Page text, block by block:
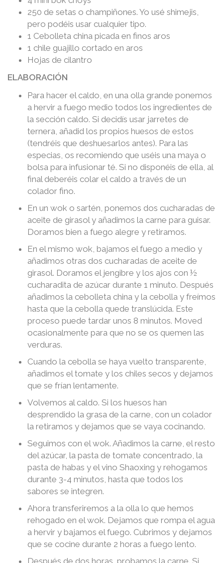
250 de setas o champiñones. Yo usé shimejis,
pero podéis usar cualquier tipo.
1 Cebolleta china picada en finos aros
1 chile guajillo cortado en aros
Hojas de cilantro
ELABORACIÓN
Para hacer el caldo, en una olla grande ponemos
a hervir a fuego medio todos los ingredientes de
la sección caldo. Si decidís usar jarretes de
ternera, añadid los propios huesos de estos
(tendréis que deshuesarlos antes). Para las
especias, os recomiendo que uséis una maya o
bolsa para infusionar té. Si no disponéis de ella, al
final deberéis colar el caldo a través de un
colador fino.
En un wok o sartén, ponemos dos cucharadas de
aceite de girasol y añadimos la carne para guisar.
Doramos bien a fuego alegre y retiramos.
En el mismo wok, bajamos el fuego a medio y
añadimos otras dos cucharadas de aceite de
girasol. Doramos el jengibre y los ajos con ½
cucharadita de azúcar durante 1 minuto. Después
añadimos la cebolleta china y la cebolla y freímos
hasta que la cebolla quede translúcida. Este
proceso puede tardar unos 8 minutos. Moved
ocasionalmente para que no se os quemen las
verduras.
Cuando la cebolla se haya vuelto transparente,
añadimos el tomate y los chiles secos y dejamos
que se frían lentamente.
Volvemos al caldo. Si los huesos han
desprendido la grasa de la carne, con un colador
la retiramos y dejamos que se vaya cocinando.
Seguimos con el wok. Añadimos la carne, el resto
del azúcar, la pasta de tomate concentrado, la
pasta de habas y el vino Shaoxing y rehogamos
durante 3-4 minutos, hasta que todos los
sabores se integren.
Ahora transferiremos a la olla lo que hemos
rehogado en el wok. Dejamos que rompa el agua
a hervir y bajamos el fuego. Cubrimos y dejamos
que se cocine durante 2 horas a fuego lento.